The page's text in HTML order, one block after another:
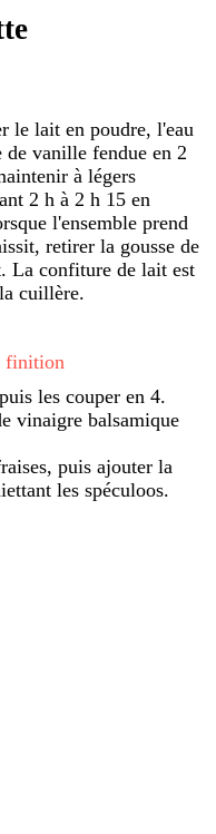
le lait en poudre, l'eau
de vanille fendue en 2
à légers
2 h à 2 h 15 en
l'ensemble prend
retirer la gousse de
La confiture de lait est
cuillère.
finition
les couper en 4.
vinaigre balsamique
puis ajouter la
les spéculoos.